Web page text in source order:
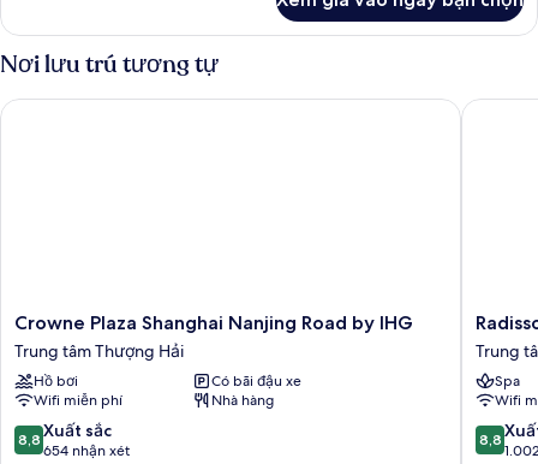
Phòng
Nơi lưu trú tương tự
Crowne
Plaza
Shanghai
Nanjing
Road
by
IHG
Crowne Plaza Shanghai Nanjing Road by IHG
Trung tâm Thượng Hải
Hồ bơi
Có bãi đậu xe
Wifi miễn phí
Nhà hàng
8.8
trên
8,8 Xuất sắc
654 nhận xét
Crowne Plaza Shanghai Nanjing Road by IHG
Hyland
Trung
tâm
Thượng
Trung
Spa
Wifi
8.8
trên
8,8